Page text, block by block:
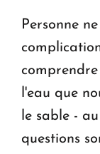
Personne
l'eau que
le sable -
questions